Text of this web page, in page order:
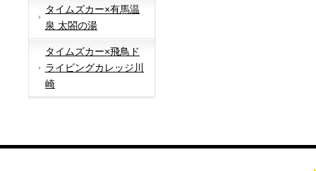
タイムズカー×有馬温
泉 太閤の湯
タイムズカー×飛鳥ド
ライビングカレッジ川
崎